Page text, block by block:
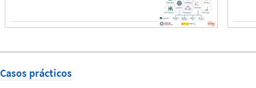
Casos prácticos